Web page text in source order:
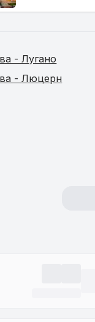
- Лугано
- Люцерн